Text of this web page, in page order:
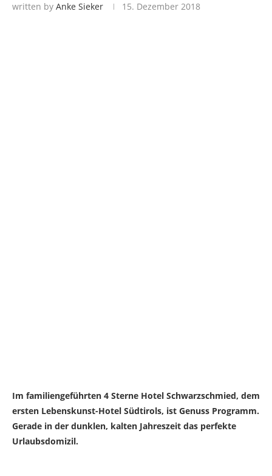
written by Anke Sieker 15. Dezember 2018
Im familiengeführten 4 Sterne Hotel Schwarzschmied, dem
ersten Lebenskunst-Hotel Südtirols, ist Genuss Programm.
Gerade in der dunklen, kalten Jahreszeit das perfekte
Urlaubsdomizil.